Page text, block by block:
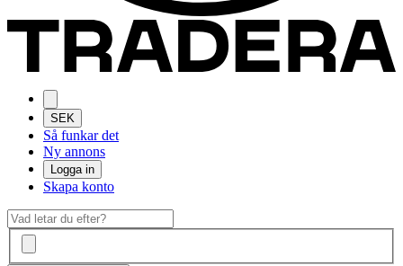
SEK
Så funkar det
Ny annons
Logga in
Skapa konto